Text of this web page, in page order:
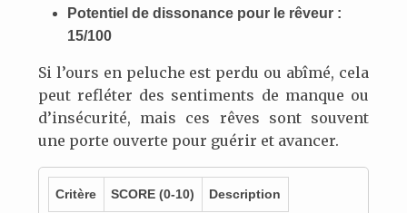
Potentiel de dissonance pour le rêveur :
15/100
Si l’ours en peluche est perdu ou abîmé, cela
peut refléter des sentiments de manque ou
d’insécurité, mais ces rêves sont souvent
une porte ouverte pour guérir et avancer.
Critère SCORE (0-10) Description